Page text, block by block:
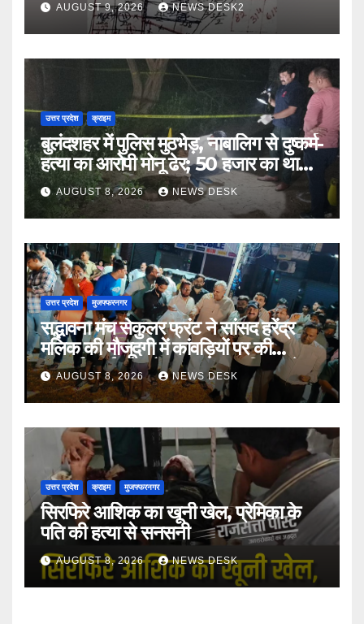
AUGUST 9, 2026 NEWS DESK2
उत्तर प्रदेश क्राइम
बुलंदशहर में पुलिस मुठभेड़, नाबालिग से दुष्कर्म-
हत्या का आरोपी मोनू ढेर; 50 हजार का था
इनामAUGUST 8, 2026 NEWS DESK
उत्तर प्रदेश मुजफ्फरनगर
सद्भावना मंच सेकुलर फ्रंट ने सांसद हरेंद्र
मलिक की मौजूदगी में कांवड़ियों पर की
पुष्पवर्षा, भाईचारे और सद्भावना का दिया संदेश
AUGUST 8, 2026 NEWS DESK
उत्तर प्रदेश क्राइम मुजफ्फरनगर
सिरफिरे आशिक का खूनी खेल, प्रेमिका के
पति की हत्या से सनसनी
AUGUST 8, 2026 NEWS DESK